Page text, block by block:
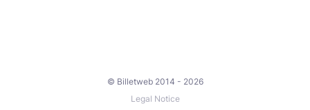
© Billetweb 2014 - 2026
Legal Notice